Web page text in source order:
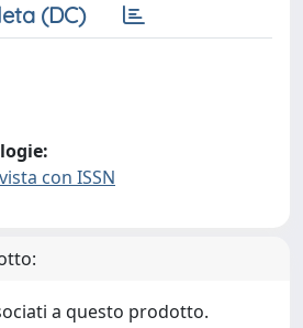
(DC)
con ISSN
a questo prodotto.